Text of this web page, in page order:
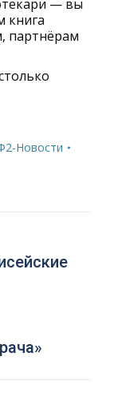
— вы
книга
партнёрам
Новости